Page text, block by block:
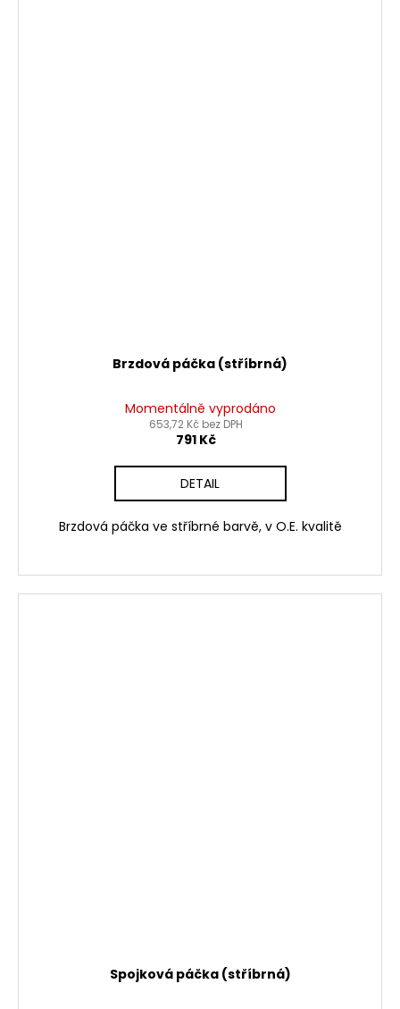
Brzdová páčka (stříbrná)
Momentálně vyprodáno
653,72 Kč bez DPH
791 Kč
DETAIL
Brzdová páčka ve stříbrné barvě, v O.E. kvalitě
Spojková páčka (stříbrná)